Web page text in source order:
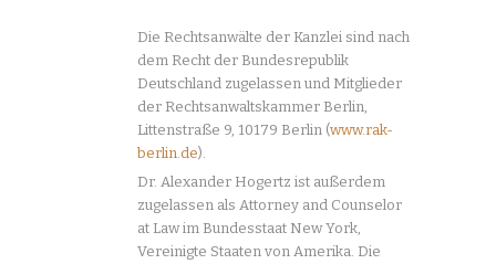
Die Rechtsanwälte der Kanzlei sind nach
dem Recht der Bundesrepublik
Deutschland zugelassen und Mitglieder
der Rechtsanwaltskammer Berlin,
Littenstraße 9, 10179 Berlin (www.rak-
berlin.de).
Dr. Alexander Hogertz ist außerdem
zugelassen als Attorney and Counselor
at Law im Bundesstaat New York,
Vereinigte Staaten von Amerika. Die